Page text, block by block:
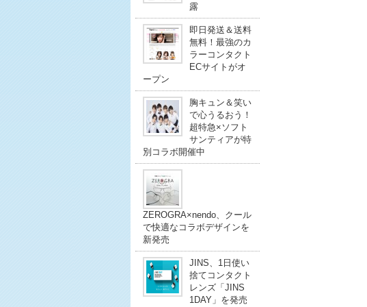
露
即日発送＆送料
無料！最強のカ
ラーコンタクト
ECサイトがオ
ープン
胸キュン＆笑い
で心うるおう！
超特急×ソフト
サンティアが特
別コラボ開催中
ZEROGRA×nendo、クール
で快適なコラボデザインを
新発売
JINS、1日使い
捨てコンタクト
レンズ「JINS
1DAY」を発売